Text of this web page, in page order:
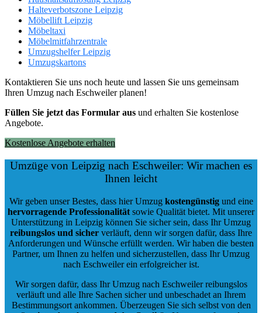
Halteverbotszone Leipzig
Möbellift Leipzig
Möbeltaxi
Möbelmitfahrzentrale
Umzugshelfer Leipzig
Umzugskartons
Kontaktieren Sie uns noch heute und lassen Sie uns gemeinsam
Ihren Umzug nach Eschweiler planen!
Füllen Sie jetzt das Formular aus und erhalten Sie kostenlose
Angebote.
Kostenlose Angebote erhalten
Umzüge von Leipzig nach Eschweiler: Wir machen es
Ihnen leicht
Wir geben unser Bestes, dass hier Umzug kostengünstigund eine
hervorragende Professionalität sowie Qualität bietet. Mit unserer
Unterstützung in Leipzig können Sie sicher sein, dass Ihr Umzug
reibungslos und sicher verläuft, denn wir sorgen dafür, dass Ihre
Anforderungen und Wünsche erfüllt werden. Wir haben die besten
Partner, um Ihnen zu helfen und sicherzustellen, dass Ihr Umzug
nach Eschweiler ein erfolgreicher ist.
Wir sorgen dafür, dass Ihr Umzug nach Eschweiler reibungslos
verläuft und alle Ihre Sachen sicher und unbeschadet an Ihrem
Bestimmungsort ankommen. Überzeugen Sie sich selbst von den